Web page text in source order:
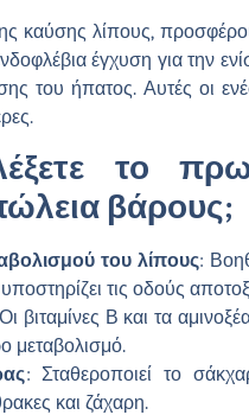
καύσης λίπους,
έγχυση για την
του ήπατος. Αυτές οι
το
βάρους;
του λίπους:
υποστηρίζει τις οδούς
βιταμίνες Β και τα
μεταβολισμό.
: Σταθεροποιεί το
και ζάχαρη.